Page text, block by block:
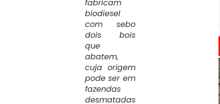
fabricam
biodiesel
com sebo
dois bois
que
abatem,
cuja origem
pode ser em
fazendas
desmatadas